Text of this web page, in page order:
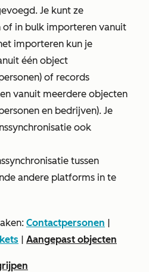
Je kunt ze
of in bulk importeren vanuit
importeren kun je
één object
of records
vanuit meerdere objecten
en bedrijven). Je
ook
tussen
andere platforms in te
Contactpersonen |
| Aangepast objecten